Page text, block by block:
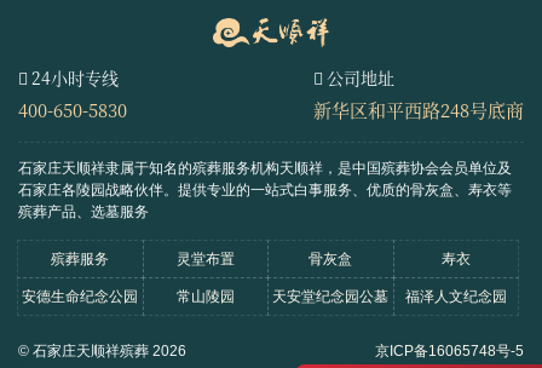
24小时专线
400-650-5830
公司地址
新华区和平西路248号底商
石家庄天顺祥隶属于知名的殡葬服务机构天顺祥，是中国殡葬协会会员单位及
石家庄各陵园战略伙伴。 提供专业的一站式白事服务、优质的骨灰盒、寿衣等
殡葬产品、选墓服务
殡葬服务 灵堂布置 骨灰盒 寿衣
安德生命纪念公园 常山陵园 天安堂纪念园公墓 福泽人文纪念园
© 石家庄天顺祥殡葬 2026 京ICP备16065748号-5